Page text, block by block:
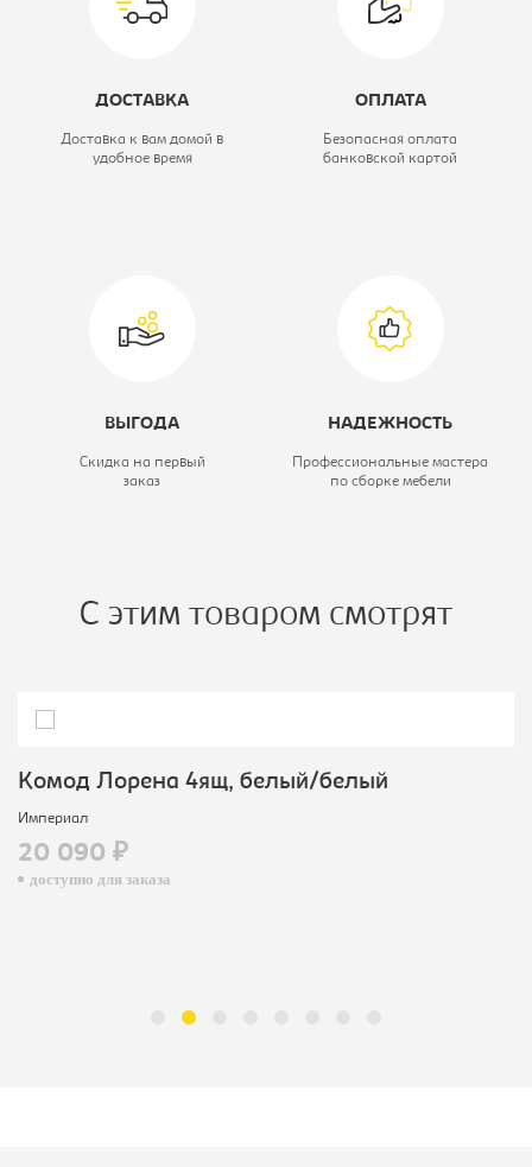
дерево
ДОСТАВКА
Доставка к вам домой в
удобное время
ОПЛАТА
Безопасная оплата
банковской картой
ВЫГОДА
Скидка на первый
заказ
НАДЕЖНОСТЬ
Профессиональные мастера
по сборке мебели
С этим товаром смотрят
Комод Лорена 4ящ, белый/белый
Империал
20 090 ₽
доступно для заказа